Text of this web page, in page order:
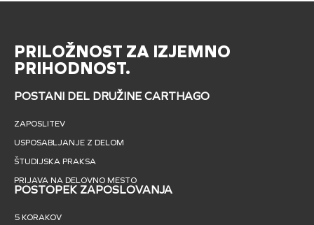
PRILOŽNOST ZA IZJEMNO
PRIHODNOST.
POSTANI DEL DRUŽINE CARTHAGO
ZAPOSLITEV
USPOSABLJANJE Z DELOM
ŠTUDIJSKA PRAKSA
PRIJAVA NA DELOVNO MESTO
POSTOPEK ZAPOSLOVANJA
5 KORAKOV